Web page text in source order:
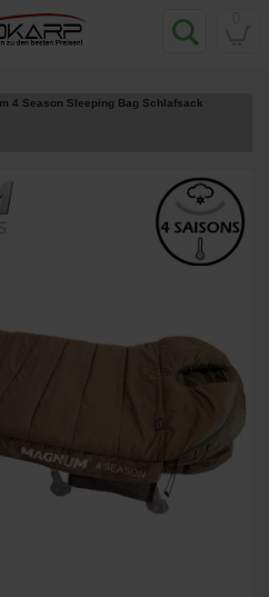
4 Season Sleeping Bag Schlafsack